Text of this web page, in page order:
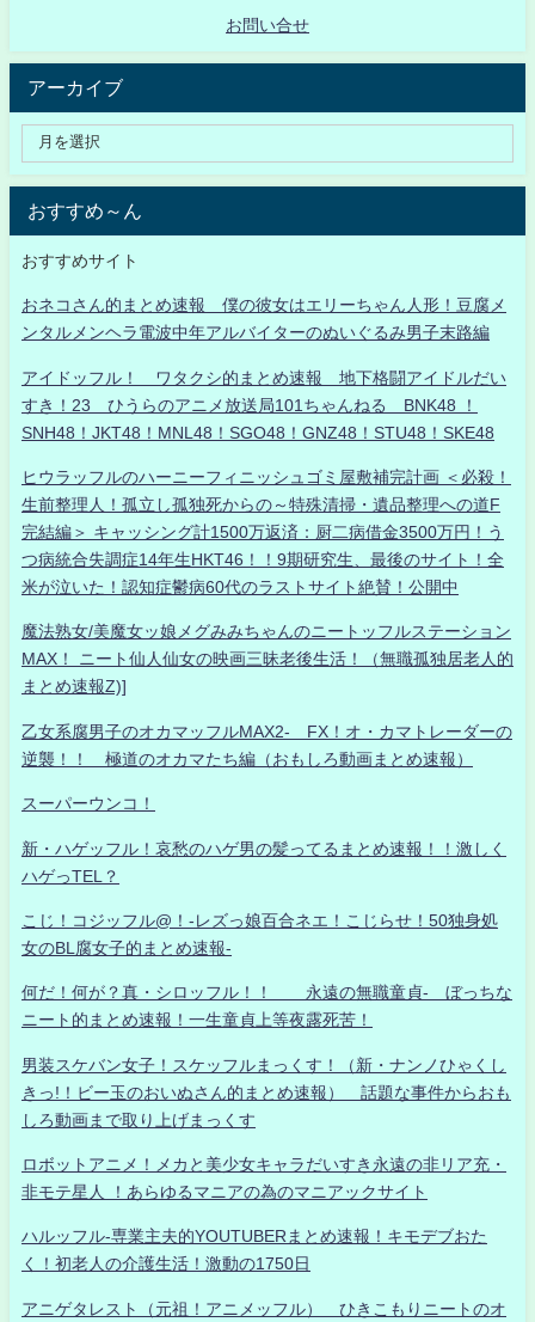
お問い合せ
アーカイブ
おすすめ～ん
おすすめサイト
おネコさん的まとめ速報 僕の彼女はエリーちゃん人形！豆腐メ
ンタルメンヘラ電波中年アルバイターのぬいぐるみ男子末路編
アイドッフル！ ワタクシ的まとめ速報 地下格闘アイドルだい
すき！23 ひうらのアニメ放送局101ちゃんねる BNK48 ！
SNH48！JKT48！MNL48！SGO48！GNZ48！STU48！SKE48
ヒウラッフルのハーニーフィニッシュゴミ屋敷補完計画 ＜必殺！
生前整理人！孤立し孤独死からの～特殊清掃・遺品整理への道F
完結編＞ キャッシング計1500万返済：厨二病借金3500万円！う
つ病統合失調症14年生HKT46！！9期研究生、最後のサイト！全
米が泣いた！認知症鬱病60代のラストサイト絶賛！公開中
魔法熟女/美魔女ッ娘メグみみちゃんのニートッフルステーション
MAX！ ニート仙人仙女の映画三昧老後生活！（無職孤独居老人的
まとめ速報Z)]
乙女系腐男子のオカマッフルMAX2- FX！オ・カマトレーダーの
逆襲！！ 極道のオカマたち編（おもしろ動画まとめ速報）
スーパーウンコ！
新・ハゲッフル！哀愁のハゲ男の髪ってるまとめ速報！！激しく
ハゲっTEL？
こじ！コジッフル@！-レズっ娘百合ネエ！こじらせ！50独身処
女のBL腐女子的まとめ速報-
何だ！何が？真・シロッフル！！ 永遠の無職童貞- ぼっちな
ニート的まとめ速報！一生童貞上等夜露死苦！
男装スケバン女子！スケッフルまっくす！（新・ナンノひゃくし
きっ!！ビー玉のおいぬさん的まとめ速報） 話題な事件からおも
しろ動画まで取り上げまっくす
ロボットアニメ！メカと美少女キャラだいすき永遠の非リア充・
非モテ星人 ！あらゆるマニアの為のマニアックサイト
ハルッフル-専業主夫的YOUTUBERまとめ速報！キモデブおた
く！初老人の介護生活！激動の1750日
アニゲタレスト（元祖！アニメッフル） ひきこもりニートのオ